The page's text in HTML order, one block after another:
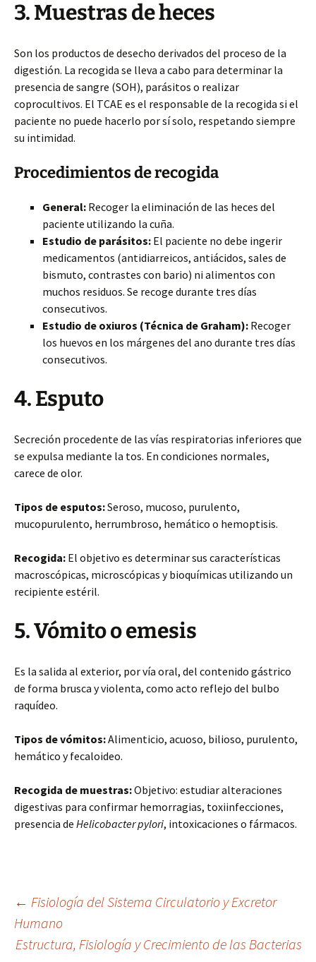
3. Muestras de heces
Son los productos de desecho derivados del proceso de la
digestión. La recogida se lleva a cabo para determinar la
presencia de sangre (SOH), parásitos o realizar
coprocultivos. El TCAE es el responsable de la recogida si el
paciente no puede hacerlo por sí solo, respetando siempre
su intimidad.
Procedimientos de recogida
General: Recoger la eliminación de las heces del
paciente utilizando la cuña.
Estudio de parásitos: El paciente no debe ingerir
medicamentos (antidiarreicos, antiácidos, sales de
bismuto, contrastes con bario) ni alimentos con
muchos residuos. Se recoge durante tres días
consecutivos.
Estudio de oxiuros (Técnica de Graham): Recoger
los huevos en los márgenes del ano durante tres días
consecutivos.
4. Esputo
Secreción procedente de las vías respiratorias inferiores que
se expulsa mediante la tos. En condiciones normales,
carece de olor.
Tipos de esputos:Seroso, mucoso, purulento,
mucopurulento, herrumbroso, hemático o hemoptisis.
Recogida: El objetivo es determinar sus características
macroscópicas, microscópicas y bioquímicas utilizando un
recipiente estéril.
5. Vómito o emesis
Es la salida al exterior, por vía oral, del contenido gástrico
de forma brusca y violenta, como acto reflejo del bulbo
raquídeo.
Tipos de vómitos:Alimenticio, acuoso, bilioso, purulento,
hemático y fecaloideo.
Recogida de muestras:Objetivo: estudiar alteraciones
digestivas para confirmar hemorragias, toxiinfecciones,
presencia de Helicobacter pylori, intoxicaciones o fármacos.
Navegación
← Fisiología del Sistema Circulatorio y Excretor
Humano
Estructura, Fisiología y Crecimiento de las Bacterias